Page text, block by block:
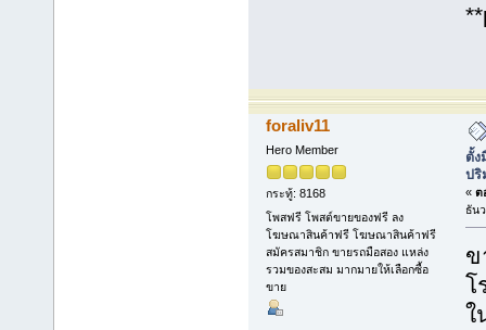
foraliv11
Hero Member
กระทู้: 8168
โพสฟรี โพสต์ขายของฟรี ลง
โฆษณาสินค้าฟรี โฆษณาสินค้าฟรี
สมัครสมาชิก ขายรถมือสอง แหล่ง
รวมของสะสม มากมายให้เลือกซื้อ
ขาย
ตั้ง
ป
« ต
ธัน
ข
โ
ใ